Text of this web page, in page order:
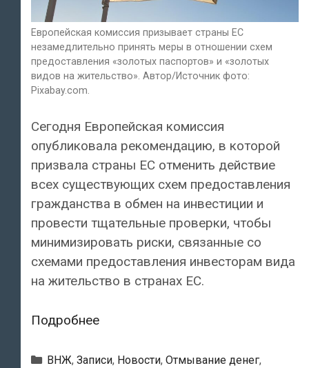
Европейская комиссия призывает страны ЕС
незамедлительно принять меры в отношении схем
предоставления «золотых паспортов» и «золотых
видов на жительство». Автор/Источник фото:
Pixabay.com.
Сегодня Европейская комиссия
опубликовала рекомендацию, в которой
призвала страны ЕС отменить действие
всех существующих схем предоставления
гражданства в обмен на инвестиции и
провести тщательные проверки, чтобы
минимизировать риски, связанные со
схемами предоставления инвесторам вида
на жительство в странах ЕС.
ПодробнееЕвропейская
призывает
Рубрики
ВНЖ, Записи, Новости, Отмывание денег,